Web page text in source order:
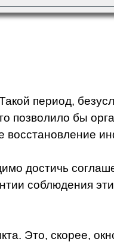
период,
позволило бы
восстановление
достичь
соблюдения
Это, скорее,